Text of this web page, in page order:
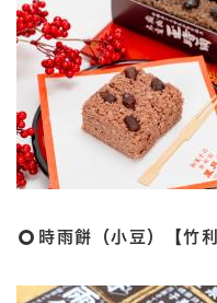
時雨餅（小豆）【竹利